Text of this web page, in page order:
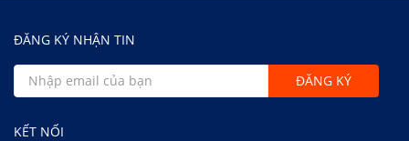
ĐĂNG KÝ NHẬN TIN
KẾT NỐI